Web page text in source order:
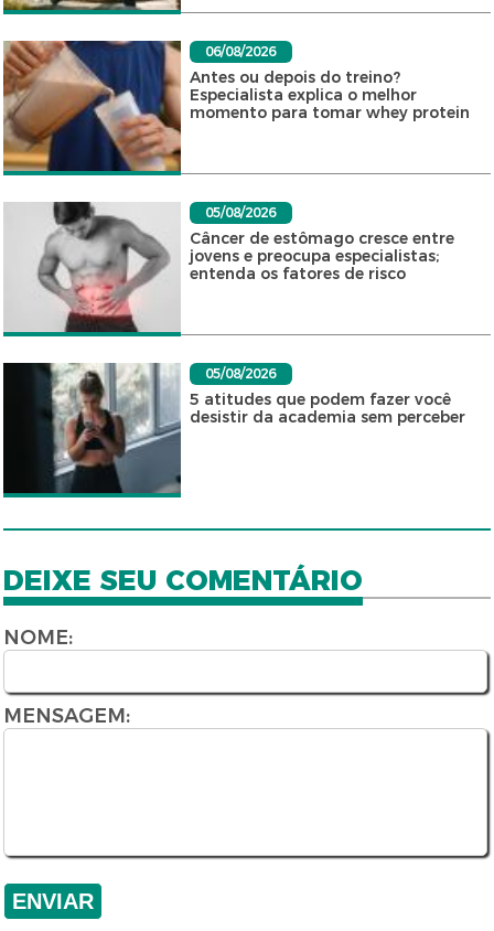
06/08/2026
Antes ou depois do treino?
Especialista explica o melhor
momento para tomar whey protein
05/08/2026
Câncer de estômago cresce entre
jovens e preocupa especialistas;
entenda os fatores de risco
05/08/2026
5 atitudes que podem fazer você
desistir da academia sem perceber
DEIXE SEU COMENTÁRIO
NOME:
MENSAGEM: